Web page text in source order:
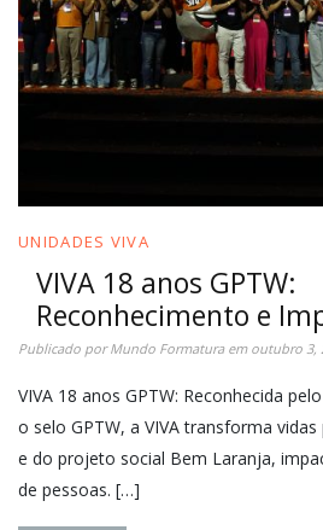
UNIDADES VIVA
VIVA 18 anos GPTW:
Reconhecimento e
Publicado porMundo Formaturaem outubro 3,
VIVA 18 anos GPTW: Reconhecida
o selo GPTW, a VIVA transforma
e do projeto social Bem Laranja,
de pessoas. […]